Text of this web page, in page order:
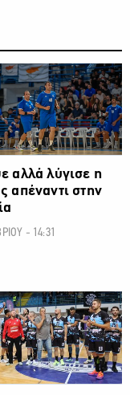
αλλά λύγισε η
απέναντι στην
- 14:31